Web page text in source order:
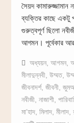
সৈয়দ কামারুজ্জামান
ব্যক্তির কাছে একটু
গুরুত্বপূর্ণ ছিলো
আগমন। পূর্বেকার
অধ্যয়ন, আগমন,
মীলাদুন্নবী, উম্মত,
জীবনাদর্শ, জীবনী,
নবীজী, নাজাশী,
মা’হাদ, মিলাদ, মীলাদ,